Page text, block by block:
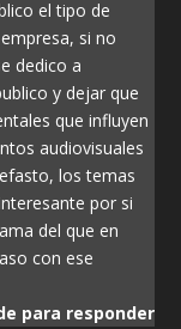
el tipo de
si no
dedico a
y dejar que
que influyen
audiovisuales
los temas
por si
del que en
con ese
para responder